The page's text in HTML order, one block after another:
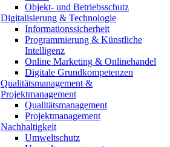
Objekt- und Betriebsschutz
Digitalisierung & Technologie
Informationssicherheit
Programmierung & Künstliche
Intelligenz
Online Marketing & Onlinehandel
Digitale Grundkompetenzen
Qualitätsmanagement &
Projektmanagement
Qualitätsmanagement
Projektmanagement
Nachhaltigkeit
Umweltschutz